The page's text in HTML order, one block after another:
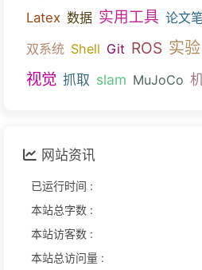
Latex 数据 实用工具 论文
双系统 Shell Git ROS 实验
视觉 抓取 slam MuJoCo
网站资讯
已运行时间 :
本站总字数 :
本站访客数 :
本站总访问量 :